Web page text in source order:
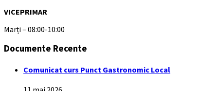
VICEPRIMAR
Marți – 08:00-10:00
Documente Recente
Comunicat curs Punct Gastronomic Local